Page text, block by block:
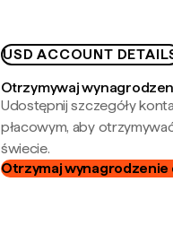
USD ACCOUNT
Otrzymywaj
Udostępnij szczegóły
płacowym, aby
świecie.
Otrzymaj wynagrodzenie